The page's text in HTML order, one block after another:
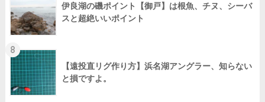
伊良湖の磯ポイント【御戸】は根魚、チヌ、シーバ
スと超絶いいポイント
8
【遠投直リグ作り方】浜名湖アングラー、知らない
と損ですよ。